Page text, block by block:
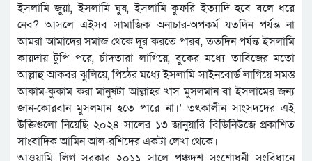
ইসলামি জুয়া, ইসলামি ঘুষ, ইসলামি কুফরি ইত্যাদি হবে বলে ধরে
নেব? আসলে এইসব সামাজিক অনাচার-অপকর্ম যতদিন পর্যন্ত না
আমরা আমাদের সমাজ থেকে দূর করতে পারব, ততদিন পর্যন্ত ইসলামি
কায়দায় টুপি পরে, চাঁদতারা লাগিয়ে, বুকের মধ্যে তাবিজের মতো
আল্লাহু আকবর ঝুলিয়ে, পিঠের মধ্যে ইসলামি সাইনবোর্ড লাগিয়ে সমস্ত
আকাম-কুকাম করা মানুষটা আল্লাহর খাস মুসলমান বা ইসলামের জন্য
জান-কোরবান মুসলমান হতে পারে না।’ তৎকালীন সাংসদদের এই
উক্তিগুলো নিয়েছি ২০২৪ সালের ১৩ জানুয়ারি বিডিনিউজে প্রকাশিত
সাংবাদিক আমিন আল-রশিদের একটা লেখা থেকে।